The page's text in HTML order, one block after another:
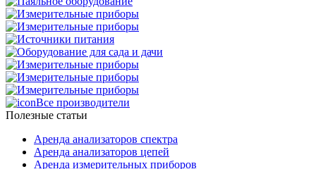
Все производители
Полезные статьи
Аренда анализаторов спектра
Аренда анализаторов цепей
Аренда измерительных приборов